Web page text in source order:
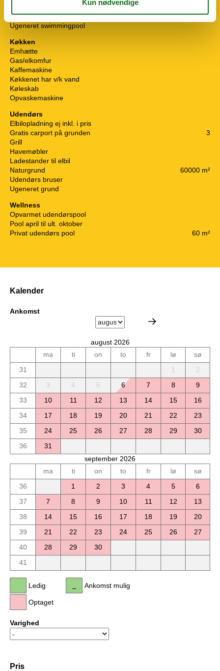
Røgfrit hus
Ugeneret swimmingpool
Køkken
Emhætte
Gas/elkomfur
Kaffemaskine
Køkkenet har v/k vand
Køleskab
Opvaskemaskine
Udendørs
Elbilopladning ej inkl. i pris
Gratis carport på grunden
3
Grill
Havemøbler
Ladestander til elbil
Naturgrund
60000 m²
Udendørs bruser
Ugeneret grund
Wellness
Opvarmet udendørspool
Pool april til ult. oktober
Privat udendørs pool
60 m²
Kalender
Ankomst
august 2026
ma
ti on to fr lø
sø
31
1
2
32
3 4 5 6 7 8
9
33
10 11 12 13 14 15
16
34
17 18 19 20 21 22
23
35
24 25 26 27 28 29
30
36
31
september 2026
ma
ti on to fr lø
sø
36
1 2 3 4 5
6
37
7 8 9 10 11 12
13
38
14 15 16 17 18 19
20
39
21 22 23 24 25 26
27
40
28 29
30
41
Ledig
Optaget
Ankomst mulig
Varighed
Pris